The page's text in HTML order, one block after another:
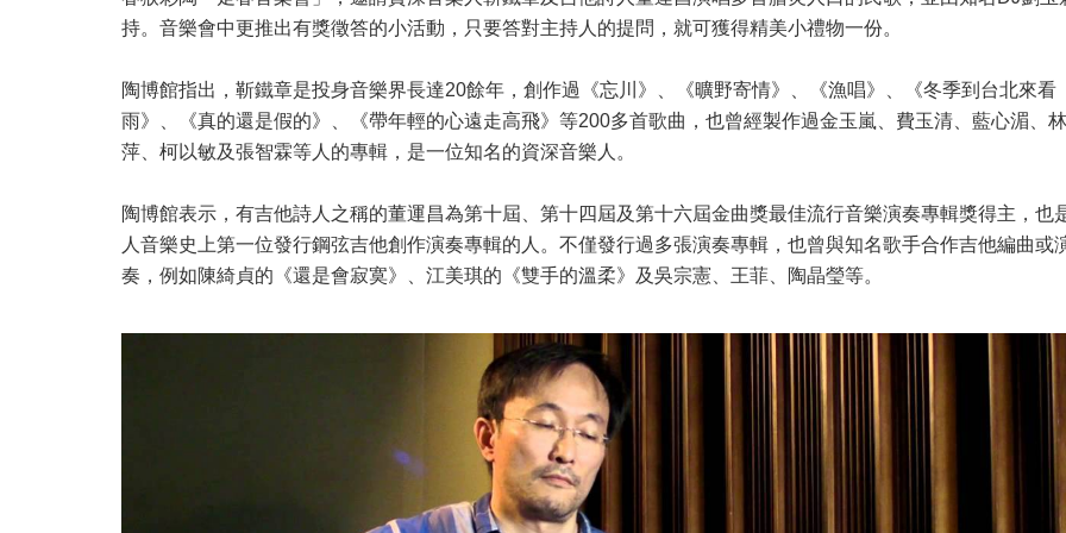
持。音樂會中更推出有獎徵答的小活動，只要答對主持人的提問，就可獲得精美小禮物一份。
陶博館指出，靳鐵章是投身音樂界長達20餘年，創作過《忘川》、《曠野寄情》、《漁唱》、《冬季到台北來看
雨》、《真的還是假的》、《帶年輕的心遠走高飛》等200多首歌曲，也曾經製作過金玉嵐、費玉清、藍心湄、
萍、柯以敏及張智霖等人的專輯，是一位知名的資深音樂人。
陶博館表示，有吉他詩人之稱的董運昌為第十屆、第十四屆及第十六屆金曲獎最佳流行音樂演奏專輯獎得主，也
人音樂史上第一位發行鋼弦吉他創作演奏專輯的人。不僅發行過多張演奏專輯，也曾與知名歌手合作吉他編曲或
奏，例如陳綺貞的《還是會寂寞》、江美琪的《雙手的溫柔》及吳宗憲、王菲、陶晶瑩等。